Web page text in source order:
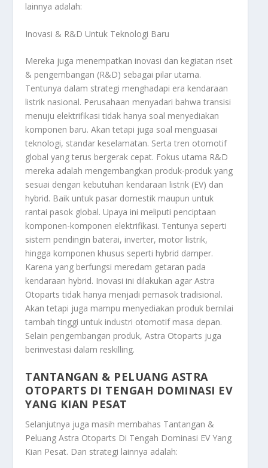
lainnya adalah:
Inovasi & R&D Untuk Teknologi Baru
Mereka juga menempatkan inovasi dan kegiatan riset
& pengembangan (R&D) sebagai pilar utama.
Tentunya dalam strategi menghadapi era kendaraan
listrik nasional. Perusahaan menyadari bahwa transisi
menuju elektrifikasi tidak hanya soal menyediakan
komponen baru. Akan tetapi juga soal menguasai
teknologi, standar keselamatan. Serta tren otomotif
global yang terus bergerak cepat. Fokus utama R&D
mereka adalah mengembangkan produk-produk yang
sesuai dengan kebutuhan kendaraan listrik (EV) dan
hybrid. Baik untuk pasar domestik maupun untuk
rantai pasok global. Upaya ini meliputi penciptaan
komponen-komponen elektrifikasi. Tentunya seperti
sistem pendingin baterai, inverter, motor listrik,
hingga komponen khusus seperti hybrid damper.
Karena yang berfungsi meredam getaran pada
kendaraan hybrid. Inovasi ini dilakukan agar Astra
Otoparts tidak hanya menjadi pemasok tradisional.
Akan tetapi juga mampu menyediakan produk bernilai
tambah tinggi untuk industri otomotif masa depan.
Selain pengembangan produk, Astra Otoparts juga
berinvestasi dalam reskilling.
TANTANGAN & PELUANG ASTRA
OTOPARTS DI TENGAH DOMINASI EV
YANG KIAN PESAT
Selanjutnya juga masih membahas Tantangan &
Peluang Astra Otoparts Di Tengah Dominasi EV Yang
Kian Pesat. Dan strategi lainnya adalah: